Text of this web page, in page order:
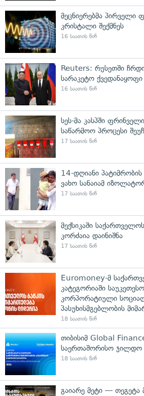
მეცნიერებმა
კრისტალი შექმნეს
16 საათის წინ
Reuters: რუსეთში
სარაკეტო
16 საათის წინ
სეს-მა კასპში
საწარმოო პროცესი
17 საათის წინ
14-დღიანი
ვახო სანაიამ
17 საათის წინ
მექსიკაში
კორძაია დაინიშნა
17 საათის წინ
Euromoney-მ
კატეგორიაში
კორპორატიული
პასუხისმგებლობის
18 საათის წინ
თიბისიმ Global
საერთაშორისო ჯილდო
18 საათის წინ
გაიარე მეტი — თეგეტა